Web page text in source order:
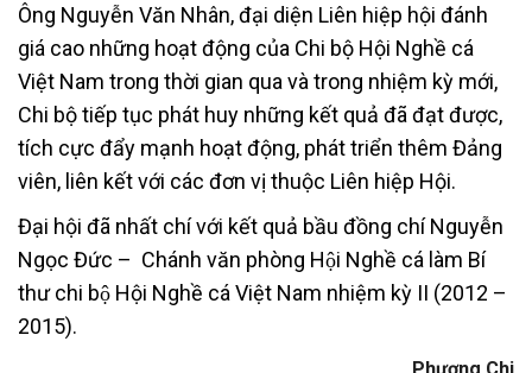
Ông Nguyễn Văn Nhân, đại diện Liên hiệp hội đánh
giá cao những hoạt động của Chi bộ Hội Nghề cá
Việt Nam trong thời gian qua và trong nhiệm kỳ mới,
Chi bộ tiếp tục phát huy những kết quả đã đạt được,
tích cực đẩy mạnh hoạt động, phát triển thêm Đảng
viên, liên kết với các đơn vị thuộc Liên hiệp Hội.
Đại hội đã nhất chí với kết quả bầu đồng chí Nguyễn
Ngọc Đức – Chánh văn phòng Hội Nghề cá làm Bí
thư chi bộ Hội Nghề cá Việt Nam nhiệm kỳ II (2012 –
2015).
Phương Chi